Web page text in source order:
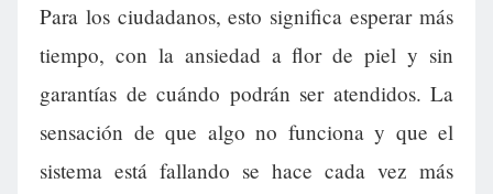
Para los ciudadanos, esto significa esperar más
tiempo, con la ansiedad a flor de piel y sin
garantías de cuándo podrán ser atendidos. La
sensación de que algo no funciona y que el
sistema está fallando se hace cada vez más